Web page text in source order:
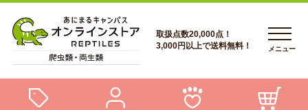
取扱点数20,000点！
3,000円以上で送料無料！
メニュー